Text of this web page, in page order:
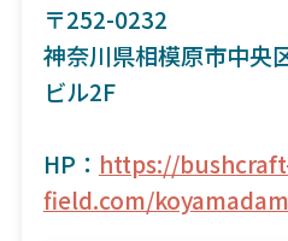
〒252-0232
神奈川県相模原市中央
ビル2F
HP： https://
field.com/